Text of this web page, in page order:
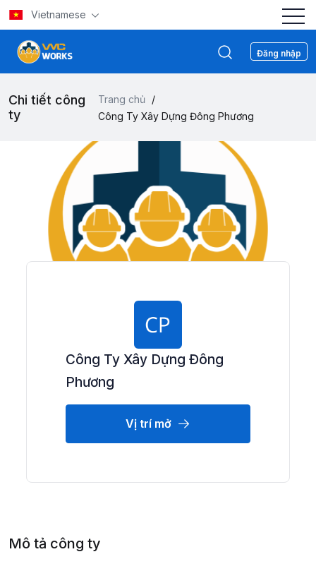
Vietnamese
Đăng nhập
Chi tiết công
ty
Trang chủ
/
Công Ty Xây Dựng Đông Phương
Công Ty Xây Dựng Đông
Phương
Vị trí mở
Mô tả công ty